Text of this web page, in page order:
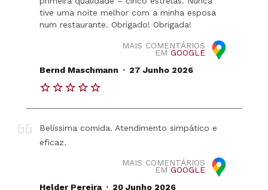
tive uma noite melhor com a minha esposa
num restaurante. Obrigado! Obrigada!
MAIS COMENTÁRIOS
EM GOOGLE
Bernd Maschmann . 27 Junho 2026
Belíssima comida. Atendimento simpático e
eficaz.
MAIS COMENTÁRIOS
EM GOOGLE
Helder Pereira . 20 Junho 2026